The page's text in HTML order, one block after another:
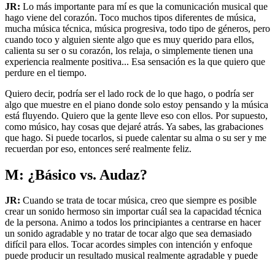
JR: Lo más importante para mí es que la comunicación musical que
hago viene del corazón. Toco muchos tipos diferentes de música,
mucha música técnica, música progresiva, todo tipo de géneros, pero
cuando toco y alguien siente algo que es muy querido para ellos,
calienta su ser o su corazón, los relaja, o simplemente tienen una
experiencia realmente positiva... Esa sensación es la que quiero que
perdure en el tiempo.
Quiero decir, podría ser el lado rock de lo que hago, o podría ser
algo que muestre en el piano donde solo estoy pensando y la música
está fluyendo. Quiero que la gente lleve eso con ellos. Por supuesto,
como músico, hay cosas que dejaré atrás. Ya sabes, las grabaciones
que hago. Si puede tocarlos, si puede calentar su alma o su ser y me
recuerdan por eso, entonces seré realmente feliz.
M: ¿Básico vs. Audaz?
JR: Cuando se trata de tocar música, creo que siempre es posible
crear un sonido hermoso sin importar cuál sea la capacidad técnica
de la persona. Animo a todos los principiantes a centrarse en hacer
un sonido agradable y no tratar de tocar algo que sea demasiado
difícil para ellos. Tocar acordes simples con intención y enfoque
puede producir un resultado musical realmente agradable y puede